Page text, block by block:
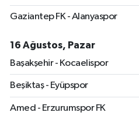
Gaziantep FK - Alanyaspor
16 Ağustos, Pazar
Başakşehir - Kocaelispor
Beşiktaş - Eyüpspor
Amed - Erzurumspor FK